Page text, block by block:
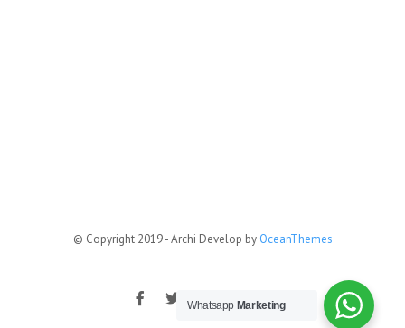
© Copyright 2019 - Archi Develop by OceanThemes
Whatsapp Marketing